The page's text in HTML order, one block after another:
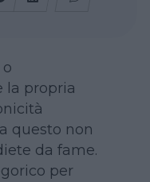
la propria
questo non
da fame.
per